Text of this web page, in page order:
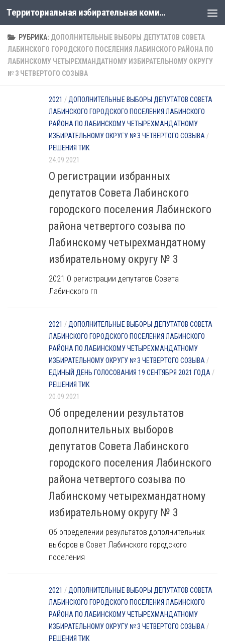
Перейти к содержимому Территориальная избирательная комиссия Лабинская
РУБРИКА: ДОПОЛНИТЕЛЬНЫЕ ВЫБОРЫ ДЕПУТАТОВ СОВЕТА
ЛАБИНСКОГО ГОРОДСКОГО ПОСЕЛЕНИЯ ЛАБИНСКОГО РАЙОНА ПО
ЛАБИНСКОМУ ЧЕТЫРЕХМАНДАТНОМУ ИЗБИРАТЕЛЬНОМУ ОКРУГУ
№ 3 ЧЕТВЕРТОГО СОЗЫВА
2021 / ДОПОЛНИТЕЛЬНЫЕ ВЫБОРЫ ДЕПУТАТОВ СОВЕТА
ЛАБИНСКОГО ГОРОДСКОГО ПОСЕЛЕНИЯ ЛАБИНСКОГО
РАЙОНА ПО ЛАБИНСКОМУ ЧЕТЫРЕХМАНДАТНОМУ
ИЗБИРАТЕЛЬНОМУ ОКРУГУ № 3 ЧЕТВЕРТОГО СОЗЫВА /
РЕШЕНИЯ ТИК
24.09.2021
О регистрации избранных
депутатов Совета Лабинского
городского поселения Лабинского
района четвертого созыва по
Лабинскому четырехмандатному
избирательному округу № 3
2021 О регистрации депутатов Совета
Лабинского гп
2021 / ДОПОЛНИТЕЛЬНЫЕ ВЫБОРЫ ДЕПУТАТОВ СОВЕТА
ЛАБИНСКОГО ГОРОДСКОГО ПОСЕЛЕНИЯ ЛАБИНСКОГО
РАЙОНА ПО ЛАБИНСКОМУ ЧЕТЫРЕХМАНДАТНОМУ
ИЗБИРАТЕЛЬНОМУ ОКРУГУ № 3 ЧЕТВЕРТОГО СОЗЫВА /
ЕДИНЫЙ ДЕНЬ ГОЛОСОВАНИЯ 19 СЕНТЯБРЯ 2021 ГОДА /
РЕШЕНИЯ ТИК
20.09.2021
Об определении результатов
дополнительных выборов
депутатов Совета Лабинского
городского поселения Лабинского
района четвертого созыва по
Лабинскому четырехмандатному
избирательному округу № 3
Об определении результатов дополнительных
выборов в Совет Лабинского городского
поселения
2021 /ДОПОЛНИТЕЛЬНЫЕ ВЫБОРЫ ДЕПУТАТОВ СОВЕТА
ЛАБИНСКОГО ГОРОДСКОГО ПОСЕЛЕНИЯ ЛАБИНСКОГО
РАЙОНА ПО ЛАБИНСКОМУ ЧЕТЫРЕХМАНДАТНОМУ
ИЗБИРАТЕЛЬНОМУ ОКРУГУ № 3 ЧЕТВЕРТОГО СОЗЫВА/
РЕШЕНИЯ ТИК